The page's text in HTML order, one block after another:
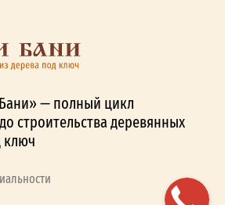
— полный цикл
строительства деревянных
ключ